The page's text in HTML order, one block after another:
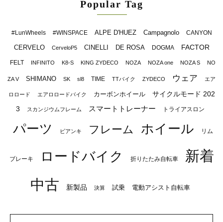
Popular Tag
#LunWheels #WINSPACE ALPE D'HUEZ Campagnolo CANYON
CERVELO CerveloP5 CINELLI DE ROSA DOGMA FACTOR
FELT INFINITO K8-S KING ZYDECO NOZA NOZA one NOZA S NO
ZA V SHIMANO SK sl8 TIME TTバイク ZYDECO ウェア エア
ロロード エアロロードバイク カーボンホイール
サイクルモード 202
3
スカンジウムフレーム スマートトレーナー トライアスロン
パーツ ビアンキ フレーム ホイール リム
ブレーキ ロードバイク 折りたたみ自転車
新着
中古
新製品 決算 試乗 電動アシスト自転車